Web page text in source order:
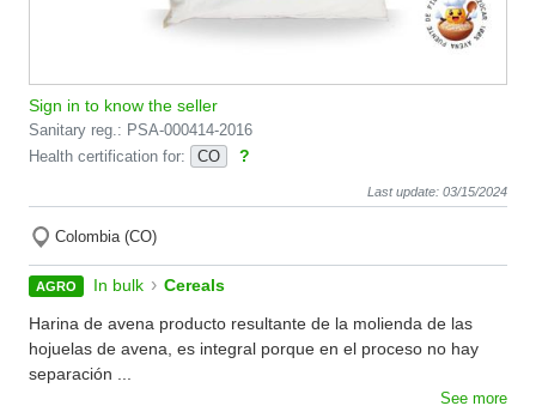
Sign in to know the seller
Sanitary reg.: PSA-000414-2016
Health certification for:
CO ?
Last update: 03/15/2024
Colombia (CO)
AGRO In bulk › Cereals
Harina de avena producto resultante de la molienda de las
hojuelas de avena, es integral porque en el proceso no hay
separación ...
See more